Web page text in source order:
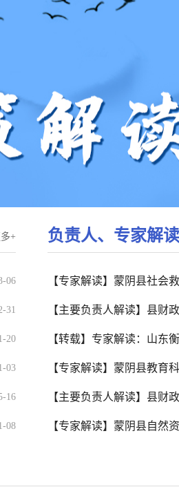
+
06
31
20
03
16
08
负责人、专家解读
【专家解读】蒙阴县社会
【主要负责人解读】县财
【转载】专家解读：山东
【专家解读】蒙阴县教育
【主要负责人解读】县财
【专家解读】蒙阴县自然